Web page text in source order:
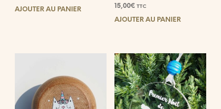
AJOUTER AU PANIER
15,00€ TTC
AJOUTER AU PANIER